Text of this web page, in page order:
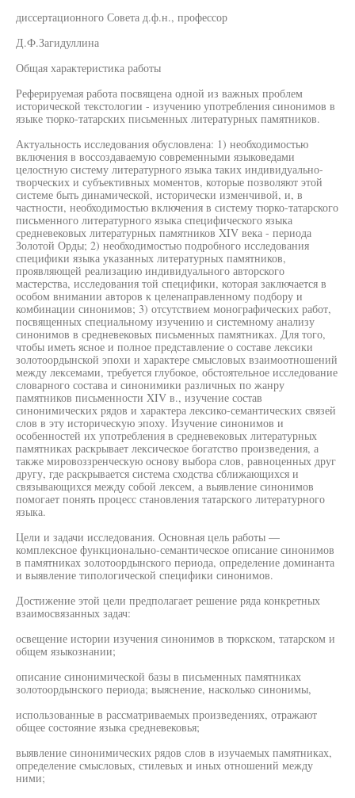
диссертационного Совета д.ф.н., профессор
Д.Ф.Загидуллина
Общая характеристика работы
Реферируемая работа посвящена одной из важных проблем
исторической текстологии - изучению употребления синонимов в
языке тюрко-татарских письменных литературных памятников.
Актуальность исследования обусловлена: 1) необходимостью
включения в воссоздаваемую современными языковедами
целостную систему литературного языка таких индивидуально-
творческих и субъективных моментов, которые позволяют этой
системе быть динамической, исторически изменчивой, и, в
частности, необходимостью включения в систему тюрко-татарского
письменного литературного языка специфического языка
средневековых литературных памятников XIV века - периода
Золотой Орды; 2) необходимостью подробного исследования
специфики языка указанных литературных памятников,
проявляющей реализацию индивидуального авторского
мастерства, исследования той специфики, которая заключается в
особом внимании авторов к целенаправленному подбору и
комбинации синонимов; 3) отсутствием монографических работ,
посвященных специальному изучению и системному анализу
синонимов в средневековых письменных памятниках. Для того,
чтобы иметь ясное и полное представление о составе лексики
золотоордынской эпохи и характере смысловых взаимоотношений
между лексемами, требуется глубокое, обстоятельное исследование
словарного состава и синонимики различных по жанру
памятников письменности XIV в., изучение состав
синонимических рядов и характера лексико-семантических связей
слов в эту историческую эпоху. Изучение синонимов и
особенностей их употребления в средневековых литературных
памятниках раскрывает лексическое богатство произведения, а
также мировоззренческую основу выбора слов, равноценных друг
другу, где раскрывается система сходства сближающихся и
связывающихся между собой лексем, а выявление синонимов
помогает понять процесс становления татарского литературного
языка.
Цели и задачи исследования. Основная цель работы —
комплексное функционально-семантическое описание синонимов
в памятниках золотоордынского периода, определение доминанта
и выявление типологической специфики синонимов.
Достижение этой цели предполагает решение ряда конкретных
взаимосвязанных задач:
освещение истории изучения синонимов в тюркском, татарском и
общем языкознании;
описание синонимической базы в письменных памятниках
золотоордынского периода; выяснение, насколько синонимы,
использованные в рассматриваемых произведениях, отражают
общее состояние языка средневековья;
выявление синонимических рядов слов в изучаемых памятниках,
определение смысловых, стилевых и иных отношений между
ними;